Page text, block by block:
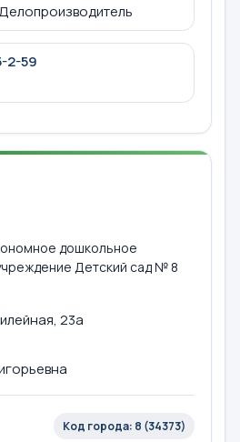
2-59
дошкольное
Детский сад № 8
23а
Код города: 8 (34373)